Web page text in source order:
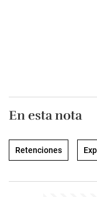
En esta nota
Retenciones